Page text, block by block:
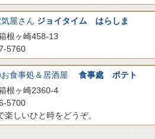
屋さん ジョイタイム はらしま
根ヶ崎458-13
5760
お食事処＆居酒屋
食事處 ポテト
根ヶ崎2360-4
5700
楽しいひと時をどうぞ。